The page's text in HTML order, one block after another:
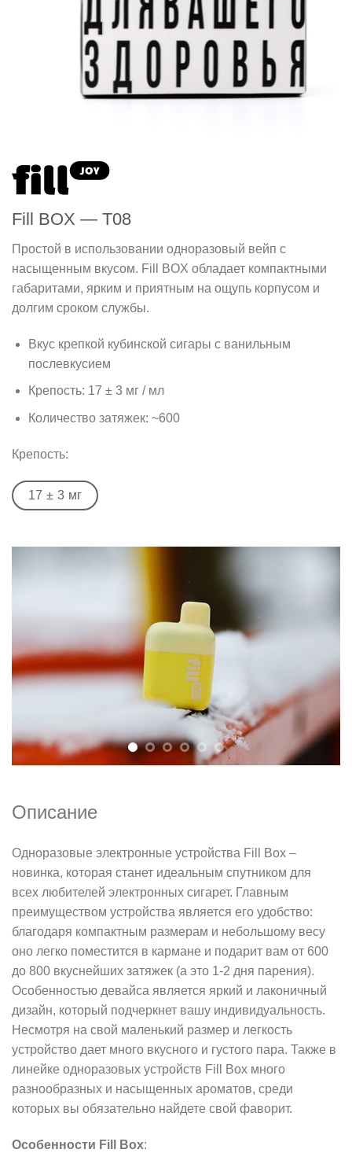
Fill BOX — T08
Простой в использовании одноразовый вейп с
насыщенным вкусом. Fill BOX обладает компактными
габаритами, ярким и приятным на ощупь корпусом и
долгим сроком службы.
Вкус крепкой кубинской сигары с ванильным
послевкусием
Крепость: 17 ± 3 мг / мл
Количество затяжек: ~600
Крепость:
17 ± 3 мг
Описание
Одноразовые электронные устройства Fill Box –
новинка, которая станет идеальным спутником для
всех любителей электронных сигарет. Главным
преимуществом устройства является его удобство:
благодаря компактным размерам и небольшому весу
оно легко поместится в кармане и подарит вам от 600
до 800 вкуснейших затяжек (а это 1-2 дня парения).
Особенностью девайса является яркий и лаконичный
дизайн, который подчеркнет вашу индивидуальность.
Несмотря на свой маленький размер и легкость
устройство дает много вкусного и густого пара. Также в
линейке одноразовых устройств Fill Box много
разнообразных и насыщенных ароматов, среди
которых вы обязательно найдете свой фаворит.
Особенности Fill Box: